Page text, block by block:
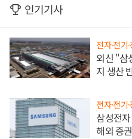
인기기사
전자·전기
외신 "삼
지 생산
전자·전기
삼성전
해외 증